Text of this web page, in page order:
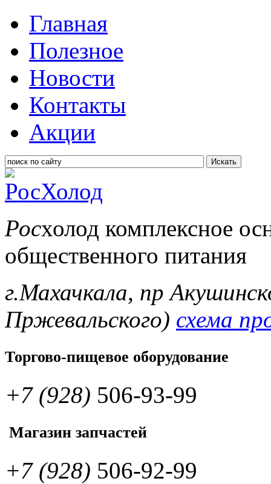
Главная
Полезное
Новости
Контакты
Акции
Искать
Росхолод комплексное
общественного питания
г.Махачкала, пр
Пржевальского) схема
Торгово-пищевое оборудование
+7 (928) 506-93-99
Магазин запчастей
+7 (928) 506-92-99